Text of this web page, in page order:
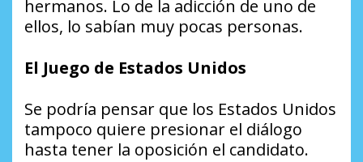
hermanos. Lo de la adicción de uno de
ellos, lo sabían muy pocas personas.
El Juego de Estados Unidos
Se podría pensar que los Estados Unidos
tampoco quiere presionar el diálogo
hasta tener la oposición el candidato.